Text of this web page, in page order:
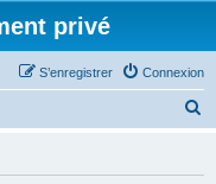
privé
Connexion
S’enregistrer